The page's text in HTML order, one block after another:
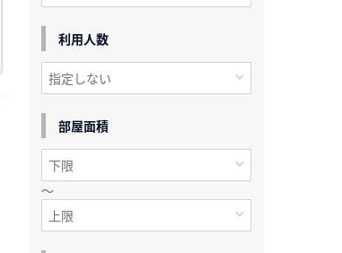
利用人数
部屋面積
～